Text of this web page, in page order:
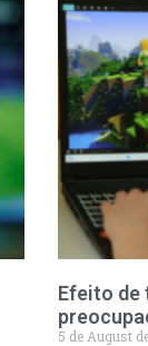
Efeito de
5 de August